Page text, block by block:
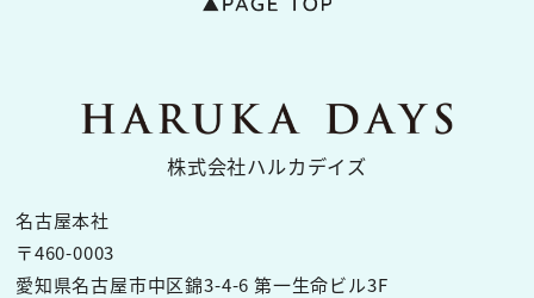
株式会社ハルカデイズ
名古屋本社
〒460-0003
愛知県名古屋市中区錦3-4-6 第一生命ビル3F